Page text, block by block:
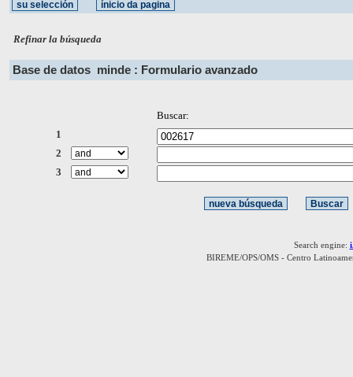
Refinar la búsqueda
Base de datos minde : Formulario avanzado
Buscar:
1
2
3
Search engine:
BIREME/OPS/OMS - Centro